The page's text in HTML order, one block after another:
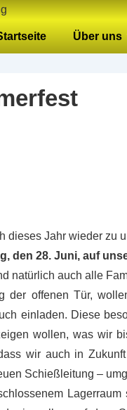
Über uns
dieses Jahr wieder zu
den 28. Juni, auf
natürlich auch alle
der offenen Tür,
einladen. Diese
wollen, was wir
wir auch in
Schießleitung –